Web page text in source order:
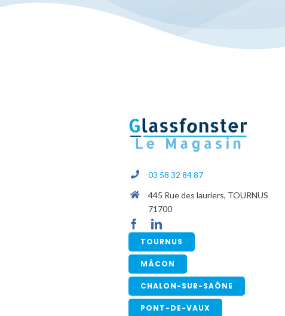
03 58 32 84 87
445 Rue des lauriers, TOURNUS
71700
TOURNUS
MÂCON
CHALON-SUR-SAÔNE
PONT-DE-VAUX